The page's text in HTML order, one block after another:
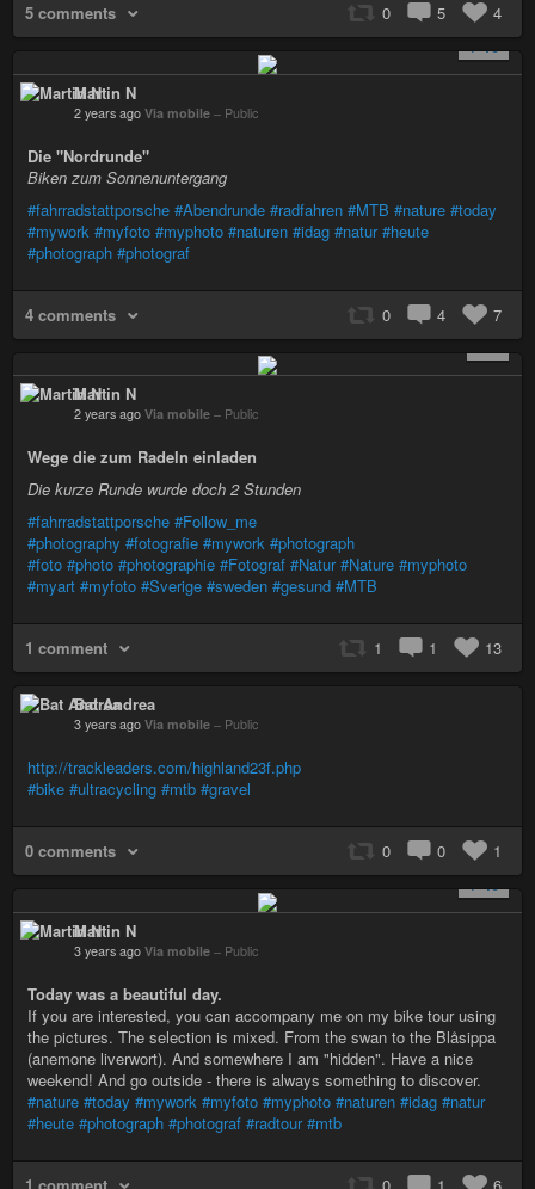
5 comments 0 5
4
Martin N
2 years ago Via mobile – Public
Die "Nordrunde"
Biken zum Sonnenuntergang
#fahrradstattporsche #Abendrunde #radfahren #MTB #nature #today
#mywork #myfoto #myphoto #naturen #idag #natur #heute
#photograph #photograf
4 comments 0 4
7
Martin N
2 years ago Via mobile – Public
Wege die zum Radeln einladen
Die kurze Runde wurde doch 2 Stunden
#fahrradstattporsche #Follow_me
#photography #fotografie #mywork #photograph
#foto #photo #photographie #Fotograf #Natur #Nature #myphoto
#myart #myfoto #Sverige #sweden #gesund #MTB
1 comment 1 1 13
Bat Andrea
3 years ago Via mobile – Public
http://trackleaders.com/highland23f.php
#bike #ultracycling #mtb #gravel
0 comments 0 0
1
+ 40
Martin N
3 years ago Via mobile – Public
Today was a beautiful day.
If you are interested, you can accompany me on my bike tour using
the pictures. The selection is mixed. From the swan to the Blåsippa
(anemone liverwort). And somewhere I am "hidden". Have a nice
weekend! And go outside - there is always something to discover.
#nature #today #mywork #myfoto #myphoto #naturen #idag #natur
#heute #photograph #photograf #radtour #mtb